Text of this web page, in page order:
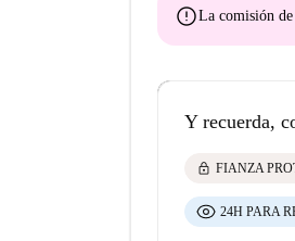
errorLa comisión
Y recuerda,
lock FIANZA
24H PARA